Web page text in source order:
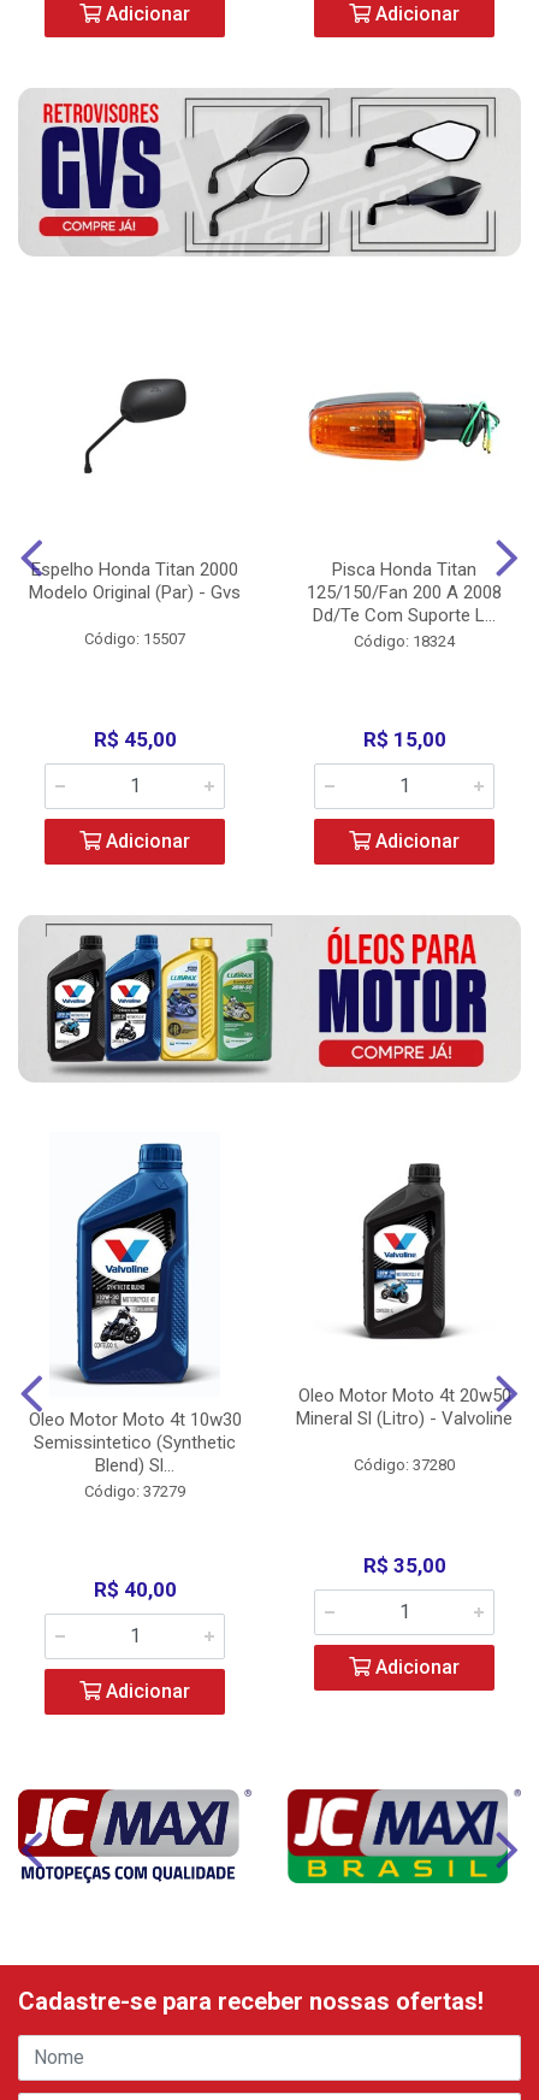
Adicionar Adicionar
Espelho Honda Titan 2000
Modelo Original (Par) - Gvs
Código: 15507
R$ 45,00
Adicionar
Pisca Honda Titan
125/150/Fan 200 A 2008
Dd/Te Com Suporte L...
Código: 18324
R$ 15,00
Adicionar
Oleo Motor Moto 4t 10w30
Semissintetico (Synthetic
Blend) Sl...
Código: 37279
R$ 40,00
Adicionar
Oleo Motor Moto 4t 20w50
Mineral Sl (Litro) - Valvoline
Código: 37280
R$ 35,00
Adicionar
Cadastre-se para receber nossas ofertas!